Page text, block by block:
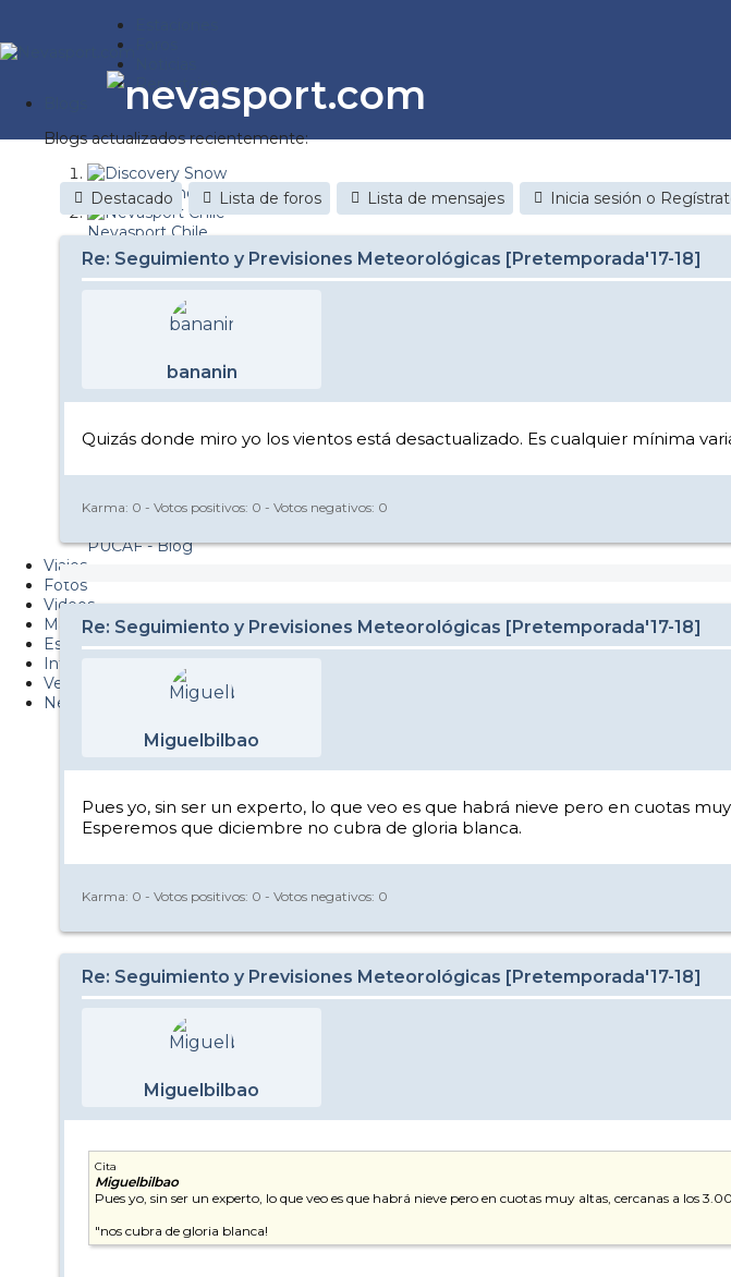
Reportajes
Blogs actualizados recientemente:
Discovery Snow
Nevasport Chile
Esquiaryviajar.com
nevasport blog
Diario de un friki
Metiendo Cantos
PUCAF - Blog
Viajes
Fotos
Videos
Material
Esquí Pro
Infonieve
Verano
Nevalog
Destacado Lista de foros Lista de mensajes Inicia sesión o
Re: Seguimiento y Previsiones Meteorológicas [Pretemporada'17-18]
bananin
Quizás donde miro yo los vientos está desactualizado. Es cualquier mínima
Karma: 0 - Votos positivos: 0 - Votos negativos: 0
Re: Seguimiento y Previsiones Meteorológicas [Pretemporada'17-18]
Miguelbilbao
Pues yo, sin ser un experto, lo que veo es que habrá nieve pero en cuotas
Esperemos que diciembre no cubra de gloria blanca.
Karma: 0 - Votos positivos: 0 - Votos negativos: 0
Re: Seguimiento y Previsiones Meteorológicas [Pretemporada'17-18]
Miguelbilbao
Cita
Miguelbilbao
Pues yo, sin ser un experto, lo que veo es que habrá nieve pero en cuotas muy altas, cercanas a los
"nos cubra de gloria blanca!